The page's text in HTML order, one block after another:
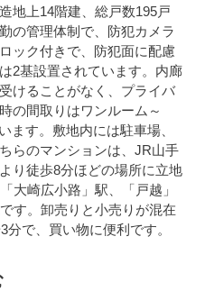
地上14階建、総戸数195戸
の管理体制で、防犯カメラ
ック付きで、防犯面に配慮
2基設置されています。内廊
けることがなく、プライバ
の間取りはワンルーム～
ます。敷地内には駐車場、
らのマンションは、JR山手
り徒歩8分ほどの場所に立地
大崎広小路」駅、「戸越」
す。卸売りと小売りが混在
で、買い物に便利です。